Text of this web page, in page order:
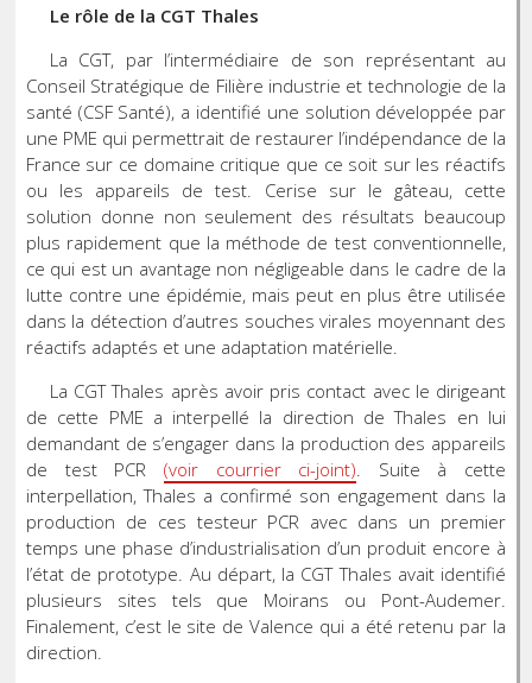
Le rôle de la CGT Thales
La CGT, par l’intermédiaire de son représentant au
Conseil Stratégique de Filière industrie et technologie de la
santé (CSF Santé), a identifié une solution développée par
une PME qui permettrait de restaurer l’indépendance de la
France sur ce domaine critique que ce soit sur les réactifs
ou les appareils de test. Cerise sur le gâteau, cette
solution donne non seulement des résultats beaucoup
plus rapidement que la méthode de test conventionnelle,
ce qui est un avantage non négligeable dans le cadre de la
lutte contre une épidémie, mais peut en plus être utilisée
dans la détection d’autres souches virales moyennant des
réactifs adaptés et une adaptation matérielle.
La CGT Thales après avoir pris contact avec le dirigeant
de cette PME a interpellé la direction de Thales en lui
demandant de s’engager dans la production des appareils
de test PCR (voir courrier ci-joint). Suite à cette
interpellation, Thales a confirmé son engagement dans la
production de ces testeur PCR avec dans un premier
temps une phase d’industrialisation d’un produit encore à
l’état de prototype. Au départ, la CGT Thales avait identifié
plusieurs sites tels que Moirans ou Pont-Audemer.
Finalement, c’est le site de Valence qui a été retenu par la
direction.